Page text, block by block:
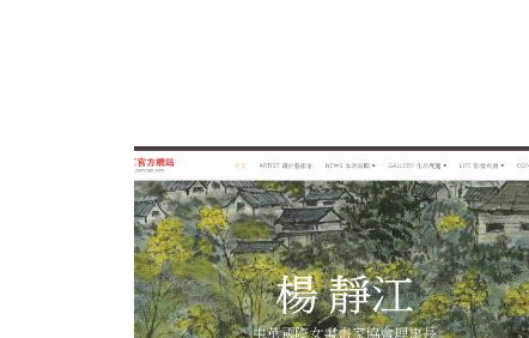
楊靜江官方網站 楊靜江書畫院